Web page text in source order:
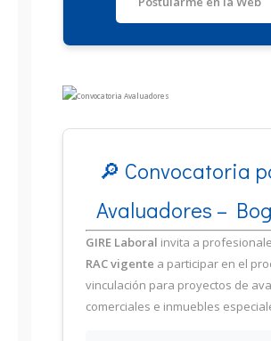
🔎 Convocatoria
Avaluadores –
GIRE Laboral invita a
RAC vigente a participar en el
vinculación para proyectos de
comerciales e inmuebles